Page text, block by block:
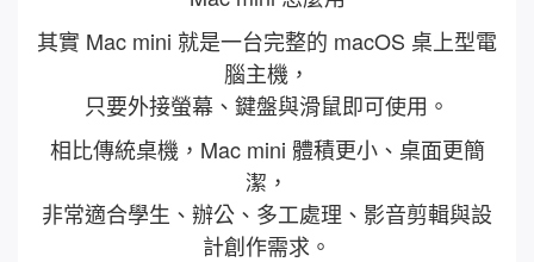
其實 Mac mini 就是一台完整的 macOS 桌上型電
腦主機，
只要外接螢幕、鍵盤與滑鼠即可使用。
相比傳統桌機，Mac mini 體積更小、桌面更簡
潔，
非常適合學生、辦公、多工處理、影音剪輯與設
計創作需求。